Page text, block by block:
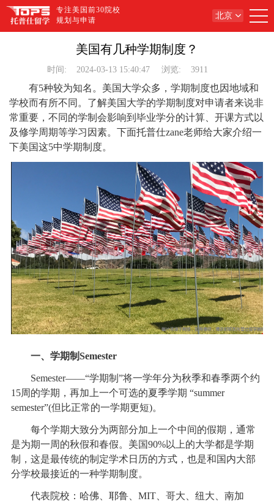
专注美国前30院校
规划与申请
北京
美国有几种学期制度？
时间: 2024-03-13 15:40:47 浏览: 3911
有5种较为知名。美国大学众多，学期制度也因地域和
学校而有所不同。了解美国大学的学期制度对申请者来说非
常重要，不同的学制会影响到毕业学分的计算、开课方式以
及修学周期等学习因素。下面托普仕zane老师给大家介绍一
下美国这5中学期制度。
一、学期制Semester
Semester——“学期制”将一学年分为秋季和春季两个约
15周的学期，再加上一个可选的夏季学期 “summer
semester”(但比正常的一学期更短)。
每个学期大致分为两部分加上一个中间的假期，通常
是为期一周的秋假和春假。美国90%以上的大学都是学期
制，这是最传统的制定学术日历的方式，也是和国内大部
分学校最接近的一种学期制度。
代表院校：哈佛、耶鲁、MIT、哥大、纽大、南加